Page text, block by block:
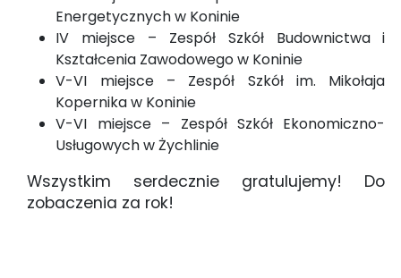
Energetycznych w Koninie
IV miejsce – Zespół Szkół Budownictwa i
Kształcenia Zawodowego w Koninie
V-VI miejsce – Zespół Szkół im. Mikołaja
Kopernika w Koninie
V-VI miejsce – Zespół Szkół Ekonomiczno-
Usługowych w Żychlinie
Wszystkim serdecznie gratulujemy! Do
zobaczenia za rok!